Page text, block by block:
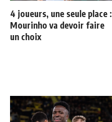
4 joueurs, une seule place :
Mourinho va devoir faire
un choix